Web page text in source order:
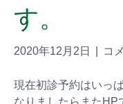
す。
2020年12月2日 コ
現在初診予約はいっ